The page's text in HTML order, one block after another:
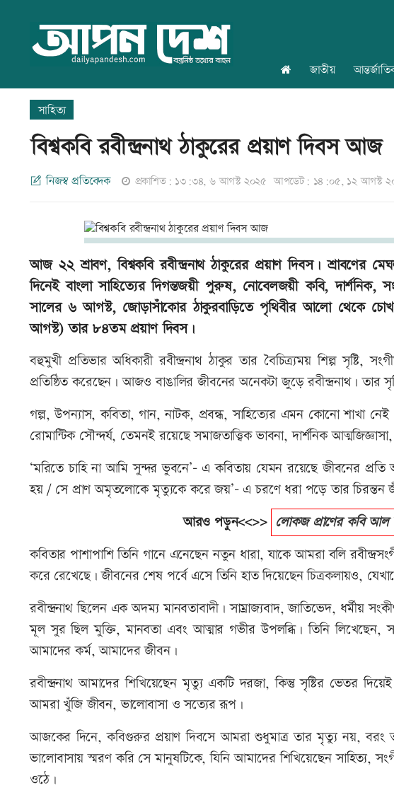
জাতীয়
সাহিত্য
বিশ্বকবি রবীন্দ্রনাথ ঠাকুরের প্রয়াণ দিবস আজ
নিজস্ব প্রতিবেদক প্রকাশিত: ১৩:৩৪, ৬ আগস্ট ২০২৫ আপডেট: ১৪:০৫, ১২ আগস্ট
আজ ২২ শ্রাবণ, বিশ্বকবি রবীন্দ্রনাথ ঠাকুরের প্রয়াণ দিবস।
দিনেই বাংলা সাহিত্যের দিগন্তজয়ী পুরুষ, নোবেলজয়ী কবি, দার্শনিক,
সালের ৬ আগস্ট, জোড়াসাঁকোর ঠাকুরবাড়িতে পৃথিবীর আলো থেকে চোখ
আগস্ট) তার ৮৪তম প্রয়াণ দিবস।
বহুমুখী প্রতিভার অধিকারী রবীন্দ্রনাথ ঠাকুর তার বৈচিত্র্যময় শিল্প সৃষ্টি,
প্রতিষ্ঠিত করেছেন। আজও বাঙালির জীবনের অনেকটা জুড়ে রবীন্দ্রনাথ। তার
গল্প, উপন্যাস, কবিতা, গান, নাটক, প্রবন্ধ, সাহিত্যের এমন কোনো শাখা নেই
রোমান্টিক সৌন্দর্য, তেমনই রয়েছে সমাজতাত্ত্বিক ভাবনা, দার্শনিক
‘মরিতে চাহি না আমি সুন্দর ভুবনে’- এ কবিতায় যেমন রয়েছে জীবনের
হয় / সে প্রাণ অমৃতলোকে মৃত্যুকে করে জয়’- এ চরণে ধরা পড়ে তার চিরন্তন
আরও পড়ুন<<>> লোকজ প্রাণের কবি আল
কবিতার পাশাপাশি তিনি গানে এনেছেন নতুন ধারা, যাকে আমরা বলি
করে রেখেছে। জীবনের শেষ পর্বে এসে তিনি হাত দিয়েছেন চিত্রকলায়ও,
রবীন্দ্রনাথ ছিলেন এক অদম্য মানবতাবাদী। সাম্রাজ্যবাদ, জাতিভেদ, ধর্মীয়
মূল সুর ছিল মুক্তি, মানবতা এবং আত্মার গভীর উপলব্ধি। তিনি
আমাদের কর্ম, আমাদের জীবন।
রবীন্দ্রনাথ আমাদের শিখিয়েছেন মৃত্যু একটি দরজা, কিন্তু সৃষ্টির ভেতর
আমরা খুঁজি জীবন, ভালোবাসা ও সত্যের রূপ।
আজকের দিনে, কবিগুরুর প্রয়াণ দিবসে আমরা শুধুমাত্র তার মৃত্যু নয়, বরং
ভালোবাসায় স্মরণ করি সে মানুষটিকে, যিনি আমাদের শিখিয়েছেন সাহিত্য,
ওঠে।